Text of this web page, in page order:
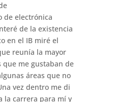
de electrónica
de la existencia
en el IB miré el
reunía la mayor
me gustaban de
áreas que no
vez dentro me di
la carrera para mí y